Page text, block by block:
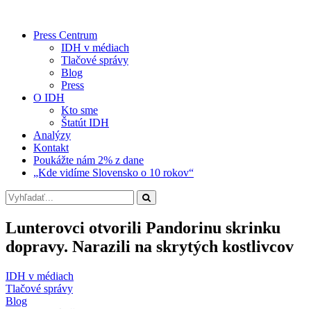
Press Centrum
IDH v médiach
Tlačové správy
Blog
Press
O IDH
Kto sme
Štatút IDH
Analýzy
Kontakt
Poukážte nám 2% z dane
„Kde vidíme Slovensko o 10 rokov“
Lunterovci otvorili Pandorinu skrinku
dopravy. Narazili na skrytých kostlivcov
IDH v médiach
Tlačové správy
Blog